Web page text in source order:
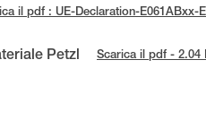
il pdf : UE-Declaration-E061ABxx-
Petzl Scarica il pdf - 2.04